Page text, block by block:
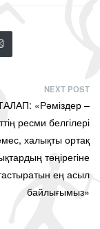
NEXT POST
«Рәміздер –
ресми белгілері
халықты ортақ
төңірегіне
ең асыл
байлығымыз»